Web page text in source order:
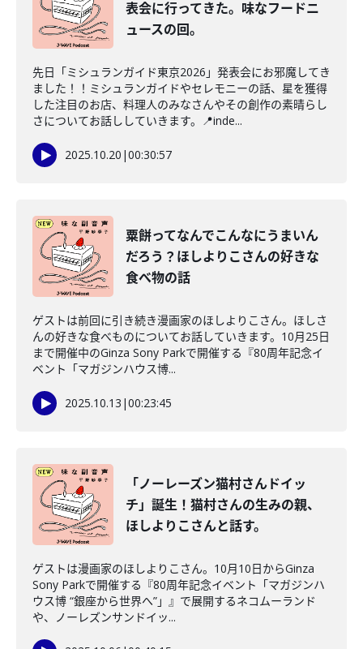
表会に行ってきた。味なフードニ
ュースの回。
先日「ミシュランガイド東京2026」発表会にお邪魔してき
ました！！ミシュランガイドやセレモニーの話、星を獲得
した注目のお店、料理人のみなさんやその創作の素晴らし
さについてお話ししていきます。📍inde...
2025.10.20 |00:30:57
粟餅ってなんでこんなにうまいん
だろう？ほしよりこさんの好きな
食べ物の話
ゲストは前回に引き続き漫画家のほしよりこさん。ほしさ
んの好きな食べものについてお話していきます。10月25日
まで開催中のGinza Sony Parkで開催する『80周年記念イ
ベント「マガジンハウス博...
2025.10.13 |00:23:45
「ノーレーズン猫村さんドイッ
チ」誕生！猫村さんの生みの親、
ほしよりこさんと話す。
ゲストは漫画家のほしよりこさん。10月10日からGinza
Sony Parkで開催する『80周年記念イベント「マガジンハ
ウス博 “銀座から世界へ”」』で展開するネコムーランド
や、ノーレズンサンドイッ...